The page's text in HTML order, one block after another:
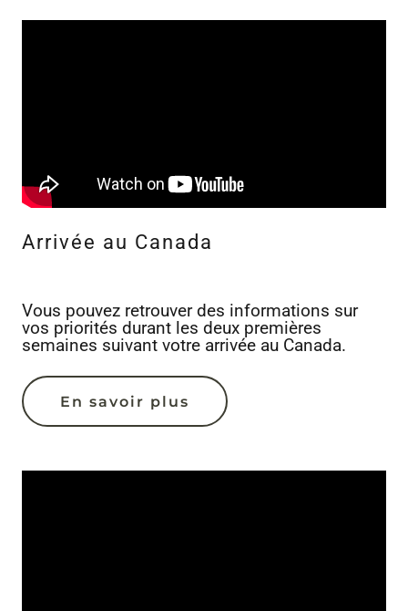
Arrivée au Canada
Vous pouvez retrouver des informations sur
vos priorités durant les deux premières
semaines suivant votre arrivée au Canada.
En savoir plus